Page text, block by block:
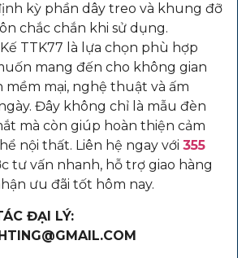
kỳ phần dây treo và khung đỡ
chắc chắn khi sử dụng.
TTK77 là lựa chọn phù hợp
mang đến cho không gian
mềm mại, nghệ thuật và ấm
Đây không chỉ là mẫu đèn
mà còn giúp hoàn thiện cảm
nội thất. Liên hệ ngay với 355
tư vấn nhanh, hỗ trợ giao hàng
ưu đãi tốt hôm nay.
ĐẠI LÝ: